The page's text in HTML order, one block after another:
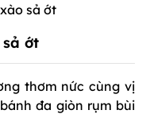
sả ớt
ớt
thơm nức cùng vị
đa giòn rụm bùi